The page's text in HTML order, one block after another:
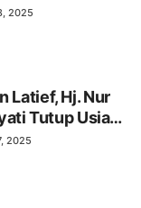
2025
Latief, Hj. Nur
Tutup Usia.
2025